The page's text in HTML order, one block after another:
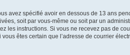
avez spécifié avoir en dessous de 13 ans
soit par vous-même ou soit par un
les instructions. Si vous ne recevez pas de
êtes certain que l’adresse de courrier